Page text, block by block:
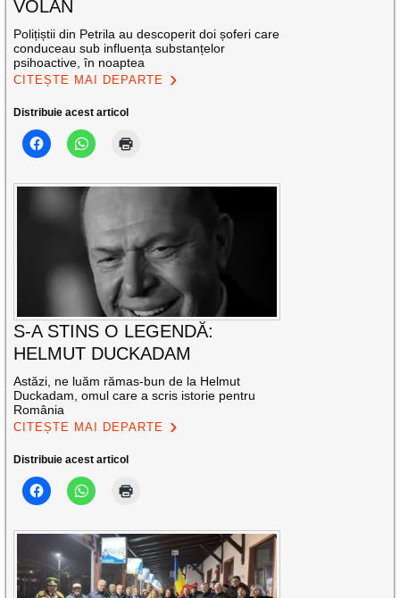
VOLAN
Polițiștii din Petrila au descoperit doi șoferi care
conduceau sub influența substanțelor
psihoactive, în noaptea
CITEȘTE MAI DEPARTE
Distribuie acest articol
S-A STINS O LEGENDĂ:
HELMUT DUCKADAM
Astăzi, ne luăm rămas-bun de la Helmut
Duckadam, omul care a scris istorie pentru
România
CITEȘTE MAI DEPARTE
Distribuie acest articol